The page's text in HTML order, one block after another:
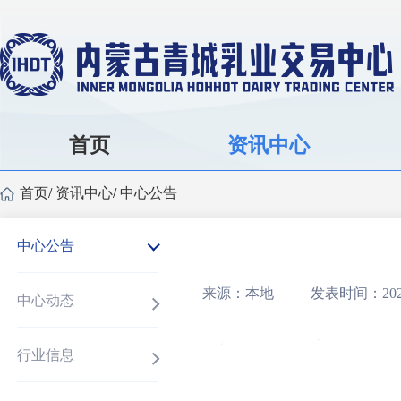
首页 资讯中心
首页/ 资讯中心/ 中心公告
中心公告
中心动态
行业信息
来源：本地 发表时间：